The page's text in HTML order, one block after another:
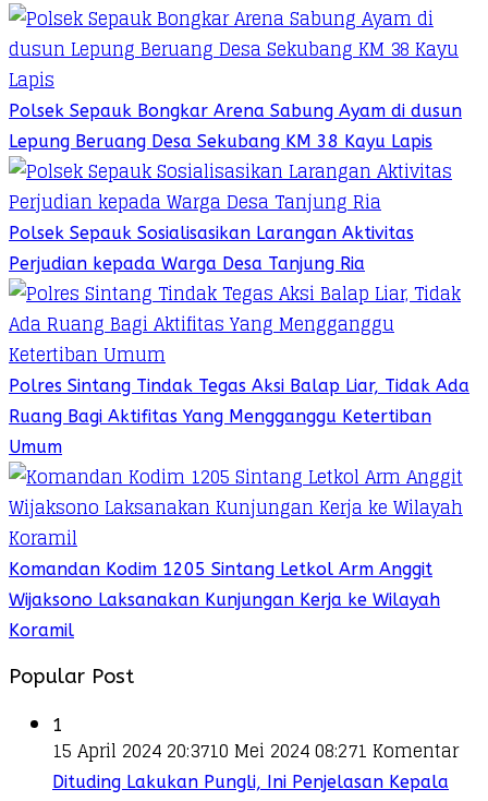
Polsek Sepauk Bongkar Arena Sabung Ayam di dusun
Lepung Beruang Desa Sekubang KM 38 Kayu Lapis
Polsek Sepauk Sosialisasikan Larangan Aktivitas
Perjudian kepada Warga Desa Tanjung Ria
Polres Sintang Tindak Tegas Aksi Balap Liar, Tidak Ada
Ruang Bagi Aktifitas Yang Mengganggu Ketertiban
Umum
Komandan Kodim 1205 Sintang Letkol Arm Anggit
Wijaksono Laksanakan Kunjungan Kerja ke Wilayah
Koramil
Popular Post
1
15 April 2024 20:3710 Mei 2024 08:271 Komentar
Dituding Lakukan Pungli, Ini Penjelasan Kepala